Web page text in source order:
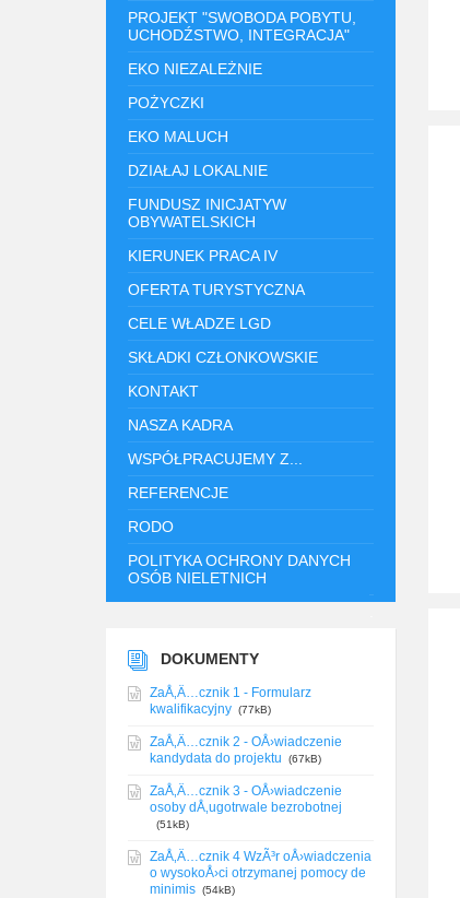
PROJEKT "SWOBODA POBYTU,
UCHODŹSTWO, INTEGRACJA"
EKO NIEZALEŻNIE
POŻYCZKI
EKO MALUCH
DZIAŁAJ LOKALNIE
FUNDUSZ INICJATYW
OBYWATELSKICH
KIERUNEK PRACA IV
OFERTA TURYSTYCZNA
CELE WŁADZE LGD
SKŁADKI CZŁONKOWSKIE
KONTAKT
NASZA KADRA
WSPÓŁPRACUJEMY Z...
REFERENCJE
RODO
POLITYKA OCHRONY DANYCH
OSÓB NIELETNICH
DOKUMENTY
ZaÅ‚Ä…cznik 1 - Formularz
kwalifikacyjny (77kB)
ZaÅ‚Ä…cznik 2 - OÅ›wiadczenie
kandydata do projektu
(67kB)
ZaÅ‚Ä…cznik 3 - OÅ›wiadczenie
osoby dÅ‚ugotrwale bezrobotnej
(51kB)
ZaÅ‚Ä…cznik 4 WzÃ³r oÅ›wiadczenia
o wysokoÅ›ci otrzymanej pomocy de
minimis (54kB)